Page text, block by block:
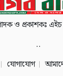
ও প্রকাশকঃ
..
যোগাযোগ